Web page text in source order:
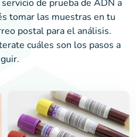
de prueba de ADN a
tomar las muestras en tu
postal para el análisis.
cuáles son los pasos a